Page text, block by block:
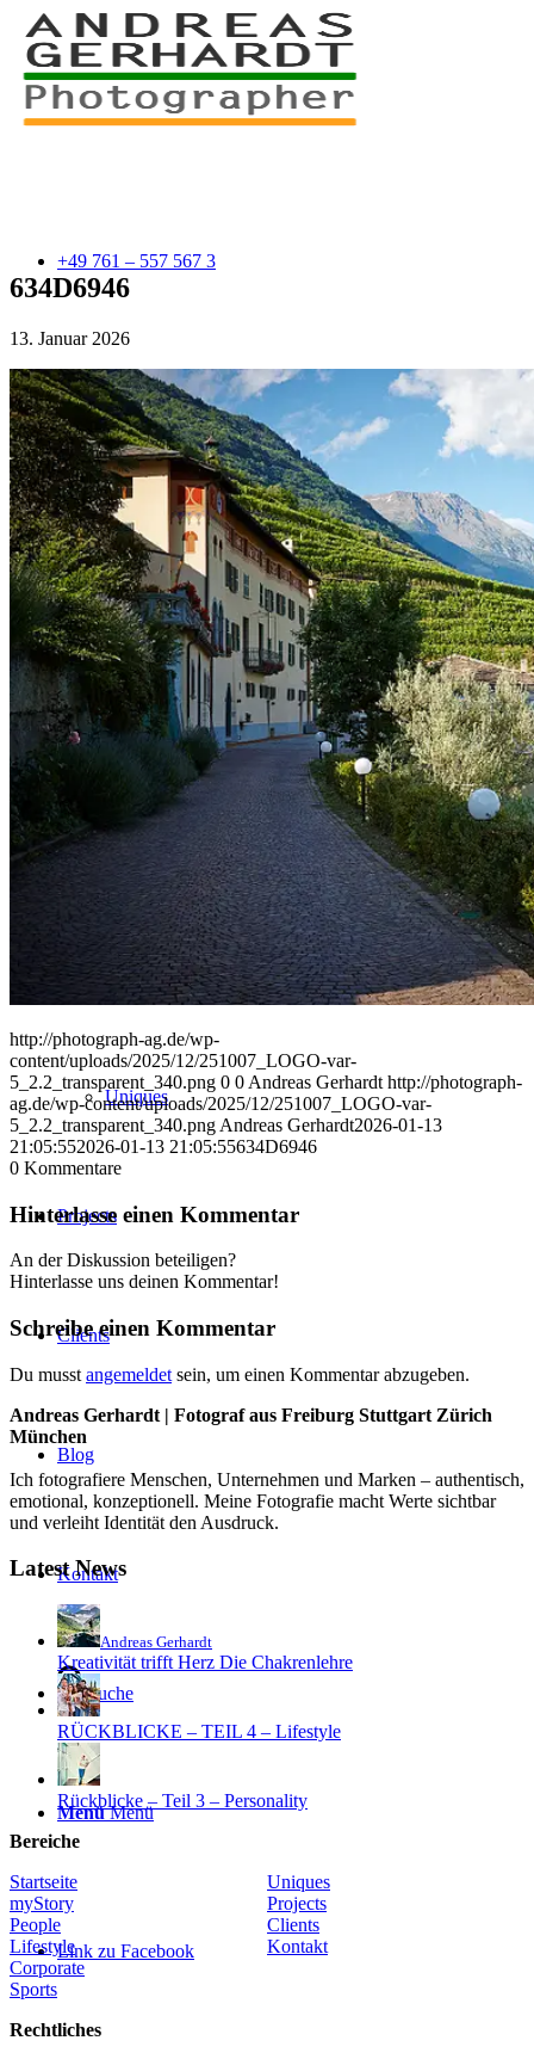
+49 761 – 557 567 3
myStory
Portfolio
People
Lifestyle
Corporate
Sports
Uniques
Projects
Clients
Blog
Kontakt
Suche
Menü Menü
Link zu Facebook
634D6946
13. Januar 2026
http://photograph-ag.de/wp-
content/uploads/2025/12/251007_LOGO-var-
5_2.2_transparent_340.png 0 0 Andreas Gerhardt http://photograph-
ag.de/wp-content/uploads/2025/12/251007_LOGO-var-
5_2.2_transparent_340.png Andreas Gerhardt2026-01-13
21:05:552026-01-13 21:05:55634D6946
0 Kommentare
Hinterlasse einen Kommentar
An der Diskussion beteiligen?
Hinterlasse uns deinen Kommentar!
Schreibe einen Kommentar
Du musst angemeldet sein, um einen Kommentar abzugeben.
Andreas Gerhardt | Fotograf aus Freiburg Stuttgart Zürich
München
Ich fotografiere Menschen, Unternehmen und Marken – authentisch,
emotional, konzeptionell. Meine Fotografie macht Werte sichtbar
und verleiht Identität den Ausdruck.
Latest News
Andreas Gerhardt
Kreativität trifft Herz Die Chakrenlehre
RÜCKBLICKE – TEIL 4 – Lifestyle
Rückblicke – Teil 3 – Personality
Bereiche
Startseite
myStory
People
Lifestyle
Corporate
Sports
Uniques
Projects
Clients
Kontakt
Rechtliches